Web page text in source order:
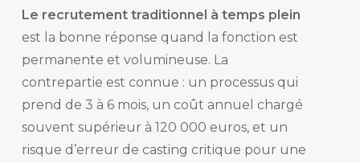
Le recrutement traditionnel à temps plein
est la bonne réponse quand la fonction est
permanente et volumineuse. La
contrepartie est connue : un processus qui
prend de 3 à 6 mois, un coût annuel chargé
souvent supérieur à 120 000 euros, et un
risque d’erreur de casting critique pour une